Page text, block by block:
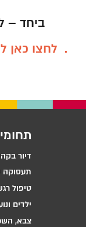
ביחד –
. לחצו כאן
דיור
תעסוקה
טיפול
ילדים
צבא,